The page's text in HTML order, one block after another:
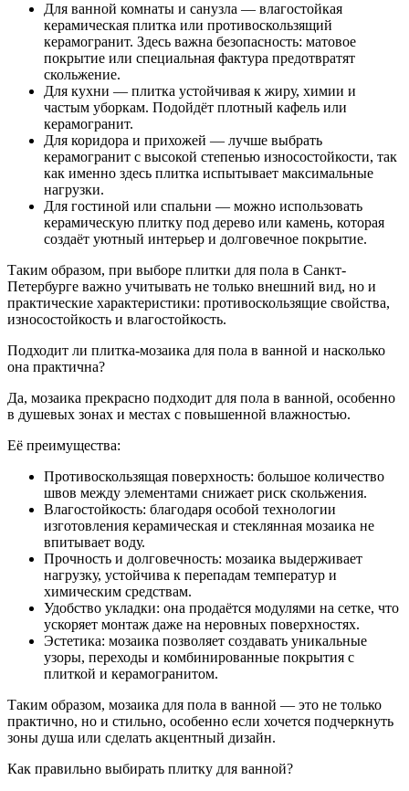
Для ванной комнаты и санузла — влагостойкая
керамическая плитка или противоскользящий
керамогранит. Здесь важна безопасность: матовое
покрытие или специальная фактура предотвратят
скольжение.
Для кухни — плитка устойчивая к жиру, химии и
частым уборкам. Подойдёт плотный кафель или
керамогранит.
Для коридора и прихожей — лучше выбрать
керамогранит с высокой степенью износостойкости, так
как именно здесь плитка испытывает максимальные
нагрузки.
Для гостиной или спальни — можно использовать
керамическую плитку под дерево или камень, которая
создаёт уютный интерьер и долговечное покрытие.
Таким образом, при выборе плитки для пола в Санкт-
Петербурге важно учитывать не только внешний вид, но и
практические характеристики: противоскользящие свойства,
износостойкость и влагостойкость.
Подходит ли плитка-мозаика для пола в ванной и насколько
она практична?
Да, мозаика прекрасно подходит для пола в ванной, особенно
в душевых зонах и местах с повышенной влажностью.
Её преимущества:
Противоскользящая поверхность: большое количество
швов между элементами снижает риск скольжения.
Влагостойкость: благодаря особой технологии
изготовления керамическая и стеклянная мозаика не
впитывает воду.
Прочность и долговечность: мозаика выдерживает
нагрузку, устойчива к перепадам температур и
химическим средствам.
Удобство укладки: она продаётся модулями на сетке, что
ускоряет монтаж даже на неровных поверхностях.
Эстетика: мозаика позволяет создавать уникальные
узоры, переходы и комбинированные покрытия с
плиткой и керамогранитом.
Таким образом, мозаика для пола в ванной — это не только
практично, но и стильно, особенно если хочется подчеркнуть
зоны душа или сделать акцентный дизайн.
Как правильно выбирать плитку для ванной?